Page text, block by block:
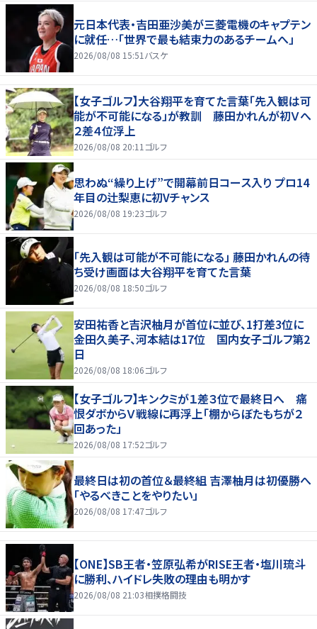
元日本代表・吉田亜沙美が三菱電機のキャプテン
に就任…「世界で最も結束力のあるチームへ」
2026/08/08 15:51 バスケ
【女子ゴルフ】大谷翔平を育てた言葉「先入観は可
能が不可能になる」が教訓 藤田かれんが初Ｖへ
２差４位浮上
2026/08/08 20:11 ゴルフ
思わぬ“繰り上げ”で開幕前日コース入り プロ14
年目の辻梨恵に初Vチャンス
2026/08/08 19:23ゴルフ
「先入観は可能が不可能になる」 藤田かれんの待
ち受け画面は大谷翔平を育てた言葉
2026/08/08 18:50ゴルフ
安田祐香と吉沢柚月が首位に並び、1打差3位に
金田久美子、河本結は17位 国内女子ゴルフ第2
日
2026/08/08 18:06ゴルフ
【女子ゴルフ】キンクミが１差３位で最終日へ 痛
恨ダボからＶ戦線に再浮上「棚からぼたもちが２
回あった」
2026/08/08 17:52ゴルフ
最終日は初の首位＆最終組 吉澤柚月は初優勝へ
「やるべきことをやりたい」
2026/08/08 17:47ゴルフ
【ONE】SB王者・笠原弘希がRISE王者・塩川琉斗
に勝利、ハイドレ失敗の理由も明かす
2026/08/08 21:03相撲格闘技